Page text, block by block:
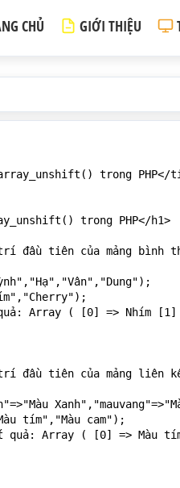
CHỦ GIỚI THIỆU
trong
trong PHP</h1>
đầu tiên của mảng bình
Array ( [0] => Nhím [1]
đầu tiên của mảng liên
tím","Màu cam");
Array ( [0] => Màu tím